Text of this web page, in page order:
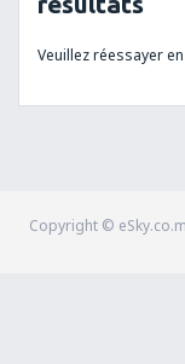
Veuillez réessayer
Copyright ©